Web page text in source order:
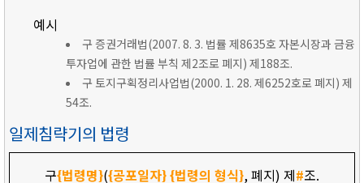
예시
구 증권거래법(2007. 8. 3. 법률 제8635호 자본시장과 금융
투자업에 관한 법률 부칙 제2조로 폐지) 제188조.
구 토지구획정리사업법(2000. 1. 28. 제6252호로 폐지) 제
54조.
일제침략기의 법령
구{법령명}({공포일자}{법령의 형식}, 폐지) 제#조.